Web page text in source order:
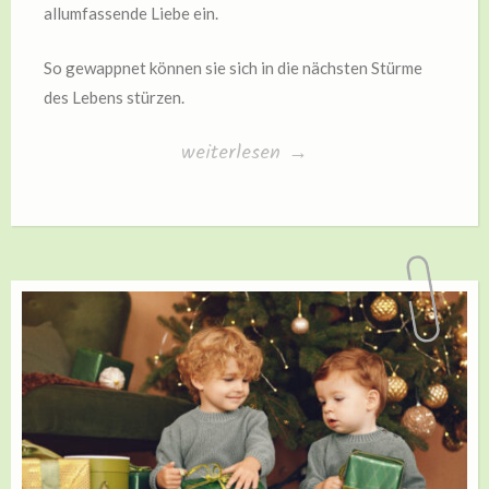
allumfassende Liebe ein.
So gewappnet können sie sich in die nächsten Stürme
des Lebens stürzen.
„Mamis
wie
weiterlesen →